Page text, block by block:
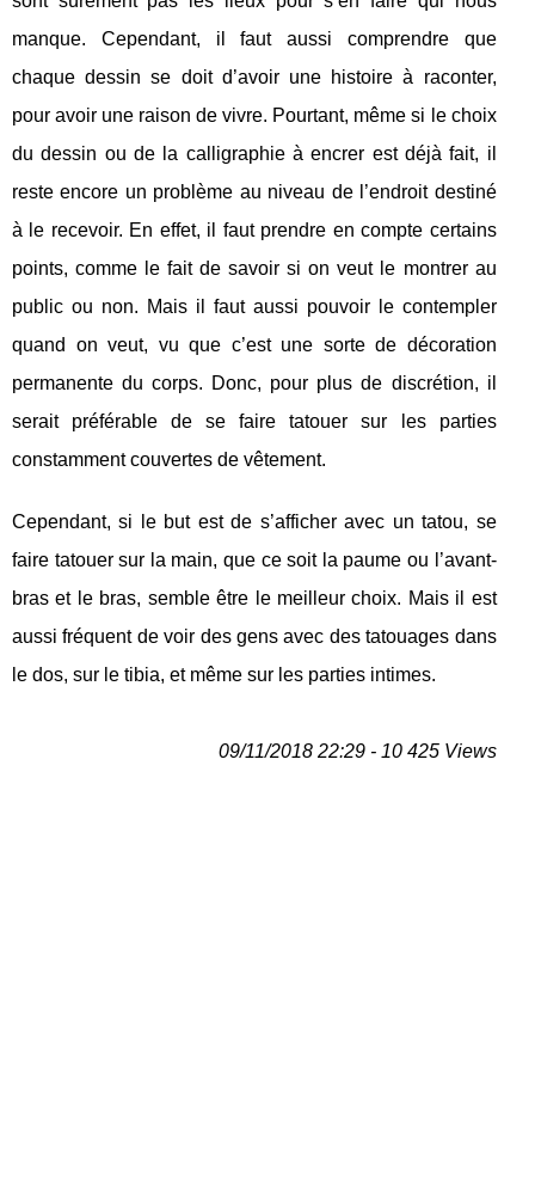
manque. Cependant, il faut aussi comprendre que
chaque dessin se doit d’avoir une histoire à raconter,
pour avoir une raison de vivre. Pourtant, même si le choix
du dessin ou de la calligraphie à encrer est déjà fait, il
reste encore un problème au niveau de l’endroit destiné
à le recevoir. En effet, il faut prendre en compte certains
points, comme le fait de savoir si on veut le montrer au
public ou non. Mais il faut aussi pouvoir le contempler
quand on veut, vu que c’est une sorte de décoration
permanente du corps. Donc, pour plus de discrétion, il
serait préférable de se faire tatouer sur les parties
constamment couvertes de vêtement.
Cependant, si le but est de s’afficher avec un tatou, se
faire tatouer sur la main, que ce soit la paume ou l’avant-
bras et le bras, semble être le meilleur choix. Mais il est
aussi fréquent de voir des gens avec des tatouages dans
le dos, sur le tibia, et même sur les parties intimes.
09/11/2018 22:29 - 10 425 Views